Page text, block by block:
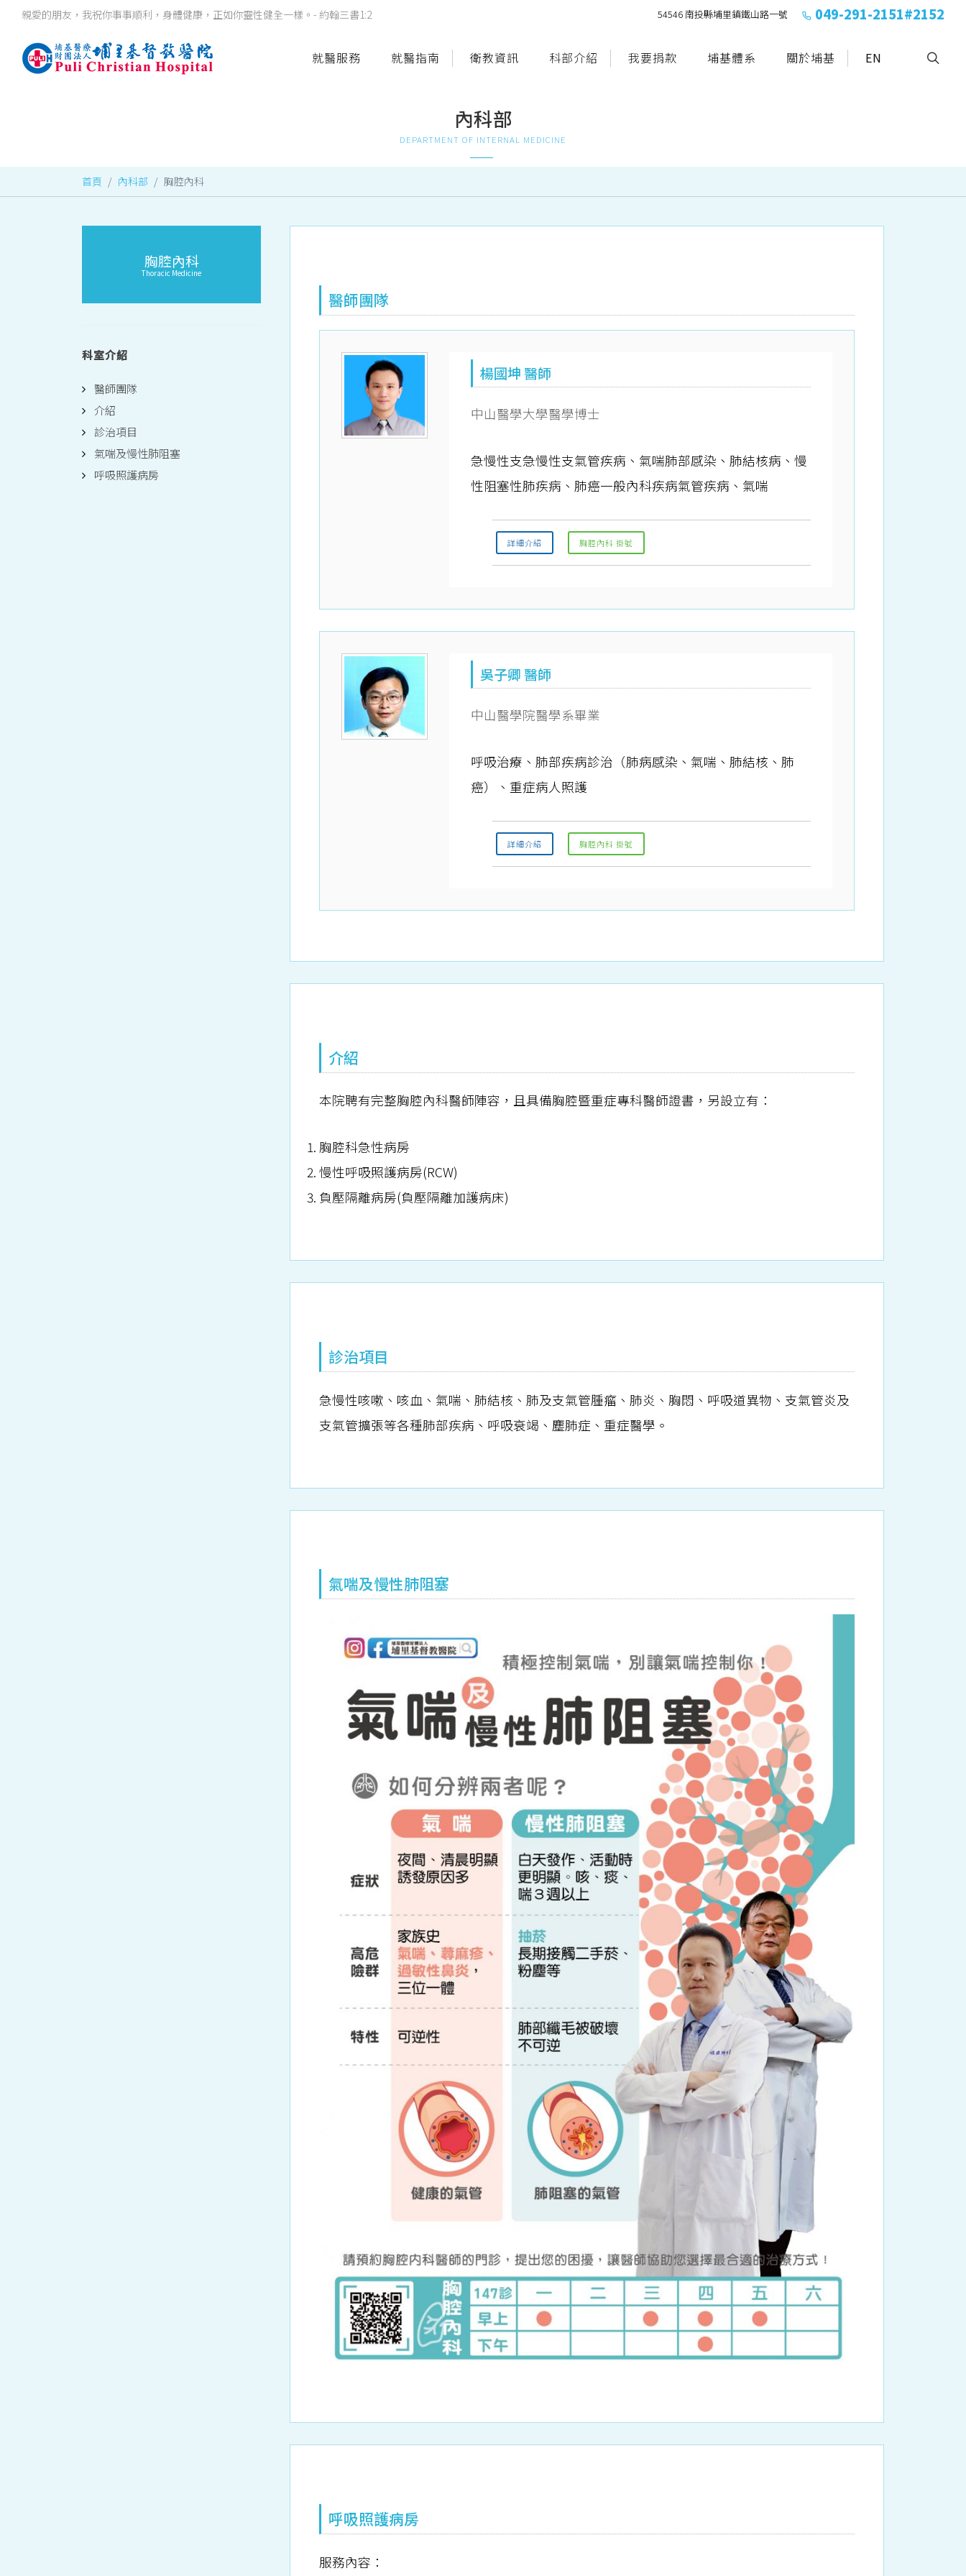
親愛的朋友，我祝你事事順利，身體健康，正如你靈性健全一樣。- 約翰三書1:2 54546 南投縣埔里鎮鐵山路一號 049-291-2151#2152
就醫服務 就醫指南 衛教資訊 科部介紹 我要捐款 埔基體系 關於埔基 EN
內科部
DEPARTMENT OF INTERNAL MEDICINE
首頁 內科部 胸腔內科
醫師團隊
楊國坤 醫師
中山醫學大學醫學博士
急慢性支急慢性支氣管疾病、氣喘肺部感染、肺結核病、慢
性阻塞性肺疾病、肺癌一般內科疾病氣管疾病、氣喘
詳細介紹 胸腔內科 掛號
吳子卿 醫師
中山醫學院醫學系畢業
呼吸治療、肺部疾病診治（肺病感染、氣喘、肺結核、肺
癌）、重症病人照護
詳細介紹 胸腔內科 掛號
介紹
本院聘有完整胸腔內科醫師陣容，且具備胸腔暨重症專科醫師證書，另設立有：
胸腔科急性病房
慢性呼吸照護病房(RCW)
負壓隔離病房(負壓隔離加護病床)
診治項目
急慢性咳嗽、咳血、氣喘、肺結核、肺及支氣管腫瘤、肺炎、胸悶、呼吸道異物、支氣管炎及
支氣管擴張等各種肺部疾病、呼吸衰竭、塵肺症、重症醫學。
氣喘及慢性肺阻塞
呼吸照護病房
服務內容：
胸腔內科
Thoracic Medicine
科室介紹
醫師團隊
介紹
診治項目
氣喘及慢性肺阻塞
呼吸照護病房